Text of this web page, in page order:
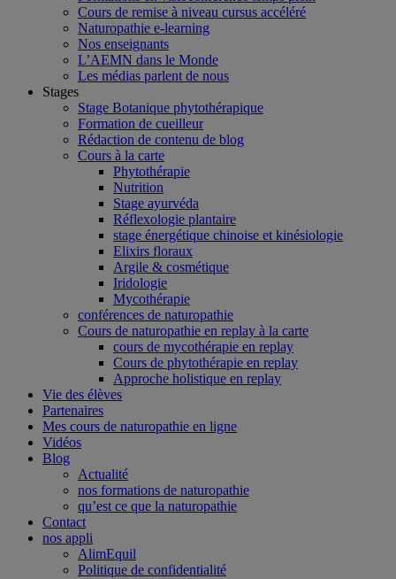
Cours de remise à niveau cursus accéléré
Naturopathie e-learning
Nos enseignants
L’AEMN dans le Monde
Les médias parlent de nous
Stages
Stage Botanique phytothérapique
Formation de cueilleur
Rédaction de contenu de blog
Cours à la carte
Phytothérapie
Nutrition
Stage ayurvéda
Réflexologie plantaire
stage énergétique chinoise et kinésiologie
Elixirs floraux
Argile & cosmétique
Iridologie
Mycothérapie
conférences de naturopathie
Cours de naturopathie en replay à la carte
cours de mycothérapie en replay
Cours de phytothérapie en replay
Approche holistique en replay
Vie des élèves
Partenaires
Mes cours de naturopathie en ligne
Vidéos
Blog
Actualité
nos formations de naturopathie
qu’est ce que la naturopathie
Contact
nos appli
AlimEquil
Politique de confidentialité